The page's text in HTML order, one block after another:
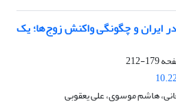
ایران و چگونگی واکنش زوج‌ها؛ یک
179-212
هاشم موسوی، علی یعقوبی